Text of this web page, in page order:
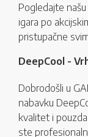
Pogledajte
igara po
pristupačne
DeepCool -
Dobrodošli u
nabavku
kvalitet i
ste